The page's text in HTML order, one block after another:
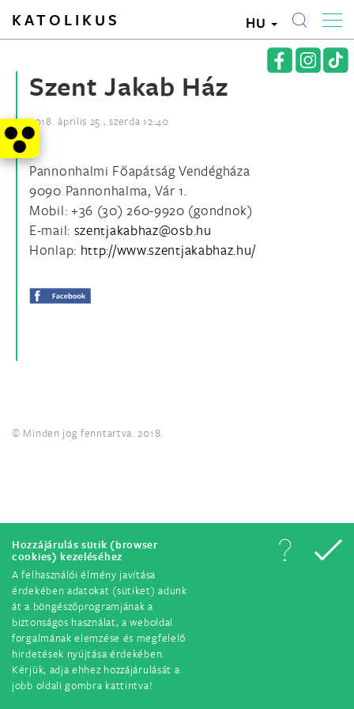
Hozzájárulás sütik (browser
cookies) kezeléséhez
A felhasználói élmény javítása
érdekében adatokat (sütiket) adunk
át a böngészőprogramjának a
biztonságos használat, a weboldal
forgalmának elemzése és megfelelő
hirdetések nyújtása érdekében.
Kérjük, adja ehhez hozzájárulását a
jobb oldali gombra kattintva!
KATOLIKUS HU
Szent Jakab Ház
2018. április 25., szerda 12:40
Pannonhalmi Főapátság Vendégháza
9090 Pannonhalma, Vár 1.
Mobil: +36 (30) 260-9920 (gondnok)
E-mail:
Honlap: http://www.szentjakabhaz.hu/
© Minden jog fenntartva. 2018.